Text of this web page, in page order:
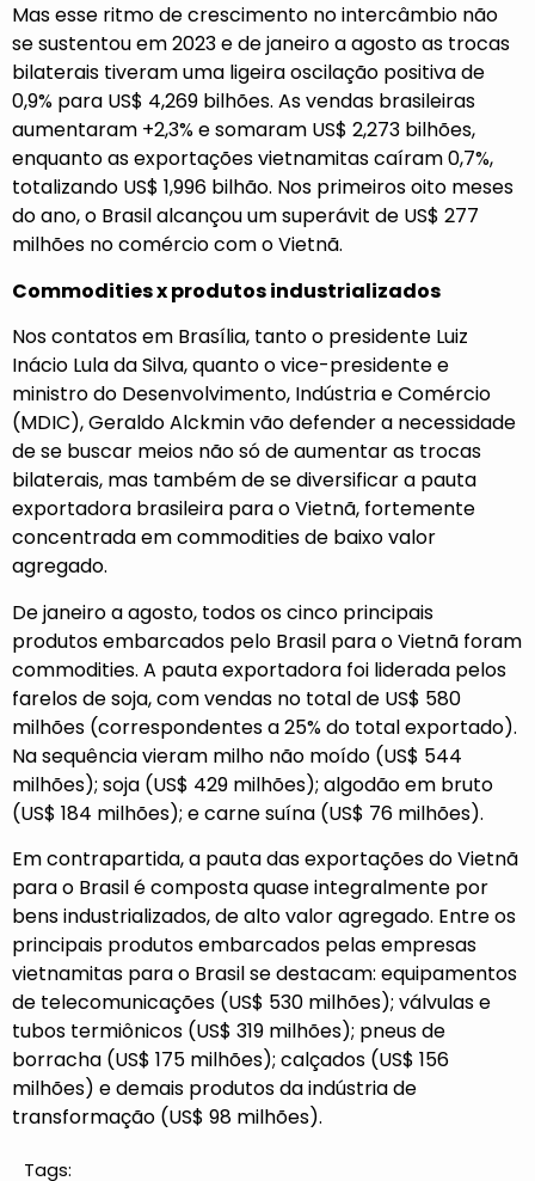
Mas esse ritmo de crescimento no intercâmbio não
se sustentou em 2023 e de janeiro a agosto as trocas
bilaterais tiveram uma ligeira oscilação positiva de
0,9% para US$ 4,269 bilhões. As vendas brasileiras
aumentaram +2,3% e somaram US$ 2,273 bilhões,
enquanto as exportações vietnamitas caíram 0,7%,
totalizando US$ 1,996 bilhão. Nos primeiros oito meses
do ano, o Brasil alcançou um superávit de US$ 277
milhões no comércio com o Vietnã.
Commodities x produtos industrializados
Nos contatos em Brasília, tanto o presidente Luiz
Inácio Lula da Silva, quanto o vice-presidente e
ministro do Desenvolvimento, Indústria e Comércio
(MDIC), Geraldo Alckmin vão defender a necessidade
de se buscar meios não só de aumentar as trocas
bilaterais, mas também de se diversificar a pauta
exportadora brasileira para o Vietnã, fortemente
concentrada em commodities de baixo valor
agregado.
De janeiro a agosto, todos os cinco principais
produtos embarcados pelo Brasil para o Vietnã foram
commodities. A pauta exportadora foi liderada pelos
farelos de soja, com vendas no total de US$ 580
milhões (correspondentes a 25% do total exportado).
Na sequência vieram milho não moído (US$ 544
milhões); soja (US$ 429 milhões); algodão em bruto
(US$ 184 milhões); e carne suína (US$ 76 milhões).
Em contrapartida, a pauta das exportações do Vietnã
para o Brasil é composta quase integralmente por
bens industrializados, de alto valor agregado. Entre os
principais produtos embarcados pelas empresas
vietnamitas para o Brasil se destacam: equipamentos
de telecomunicações (US$ 530 milhões); válvulas e
tubos termiônicos (US$ 319 milhões); pneus de
borracha (US$ 175 milhões); calçados (US$ 156
milhões) e demais produtos da indústria de
transformação (US$ 98 milhões).
Tags: